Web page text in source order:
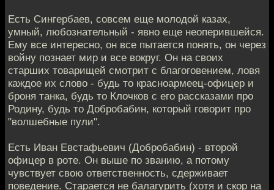
Есть Сингербаев, совсем еще молодой казах,
умный, любознательный - явно еще неоперившейся.
Ему все интересно, он все пытается понять, он через
войну познает мир и все вокруг. Он на своих
старших товарищей смотрит с благоговением, ловя
каждое их слово - будь то красноармеец-офицер и
броня танка, будь то Клочков с его рассказами про
Родину, будь то Добробабин, который говорит про
"волшебные пули".
Есть Иван Евстафьевич (Добробабин) - второй
офицер в роте. Он выше по званию, а потому
чувствует свою ответственность, сдерживает
поведение. Старается не балагурить (хотя и скор на